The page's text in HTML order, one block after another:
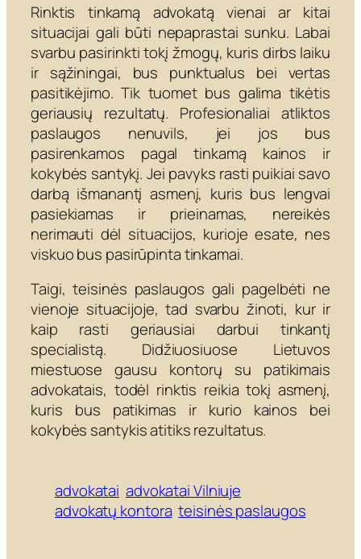
Rinktis tinkamą advokatą vienai ar kitai
situacijai gali būti nepaprastai sunku. Labai
svarbu pasirinkti tokį žmogų, kuris dirbs laiku
ir sąžiningai, bus punktualus bei vertas
pasitikėjimo. Tik tuomet bus galima tikėtis
geriausių rezultatų. Profesionaliai atliktos
paslaugos nenuvils, jei jos bus
pasirenkamos pagal tinkamą kainos ir
kokybės santykį. Jei pavyks rasti puikiai savo
darbą išmanantį asmenį, kuris bus lengvai
pasiekiamas ir prieinamas, nereikės
nerimauti dėl situacijos, kurioje esate, nes
viskuo bus pasirūpinta tinkamai.
Taigi, teisinės paslaugos gali pagelbėti ne
vienoje situacijoje, tad svarbu žinoti, kur ir
kaip rasti geriausiai darbui tinkantį
specialistą. Didžiuosiuose Lietuvos
miestuose gausu kontorų su patikimais
advokatais, todėl rinktis reikia tokį asmenį,
kuris bus patikimas ir kurio kainos bei
kokybės santykis atitiks rezultatus.
advokatai advokatai Vilniuje
advokatų kontora teisinės paslaugos